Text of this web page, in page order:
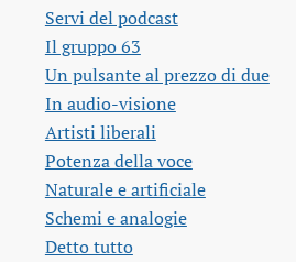
Servi del podcast
Il gruppo 63
Un pulsante al prezzo di due
In audio-visione
Artisti liberali
Potenza della voce
Naturale e artificiale
Schemi e analogie
Detto tutto